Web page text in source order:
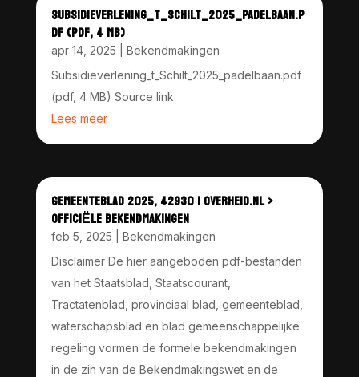
SUBSIDIEVERLENING_T_SCHILT_2025_PADELBAAN.P
DF (PDF, 4 MB)
apr 14, 2025
Bekendmakingen
Subsidieverlening_t_Schilt_2025_padelbaan.pdf
(pdf, 4 MB) Source link
Lees meer
GEMEENTEBLAD 2025, 42930 | OVERHEID.NL >
OFFICIËLE BEKENDMAKINGEN
feb 5, 2025
Bekendmakingen
Disclaimer De hier aangeboden pdf-bestanden
van het Staatsblad, Staatscourant,
Tractatenblad, provinciaal blad, gemeenteblad,
waterschapsblad en blad gemeenschappelijke
regeling vormen de formele bekendmakingen
in de zin van de Bekendmakingswet en de